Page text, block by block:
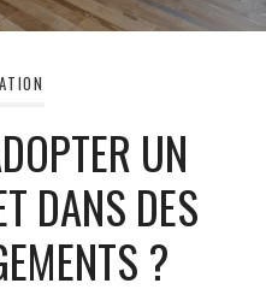
UN
DANS DES
?